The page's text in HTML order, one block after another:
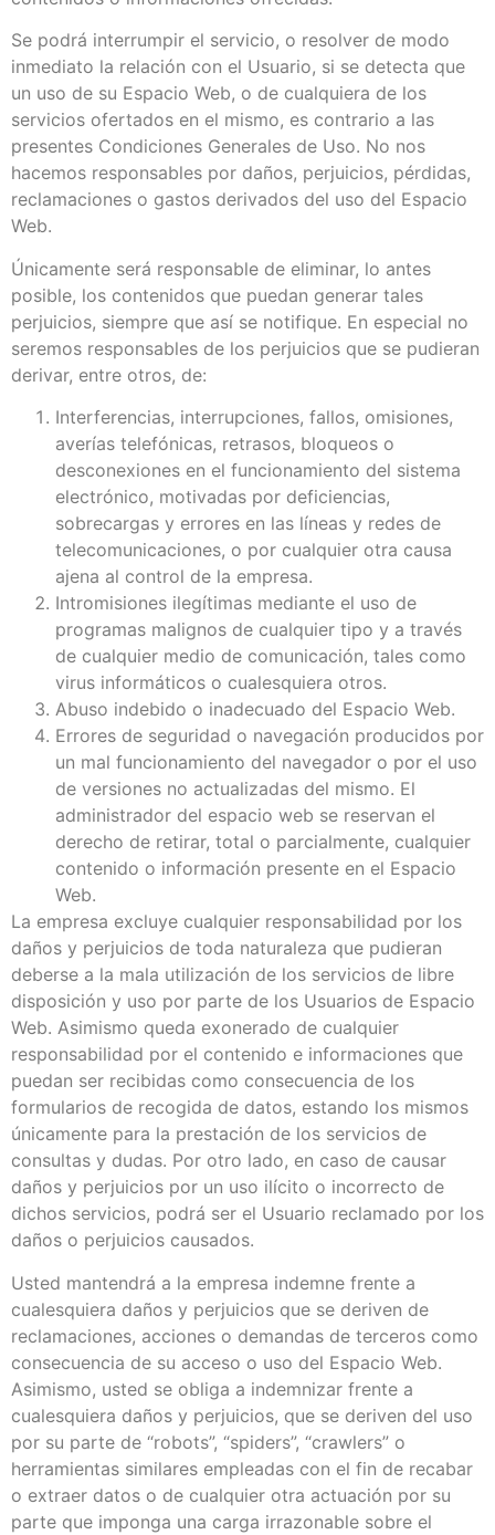
Se podrá interrumpir el servicio, o resolver de modo
inmediato la relación con el Usuario, si se detecta que
un uso de su Espacio Web, o de cualquiera de los
servicios ofertados en el mismo, es contrario a las
presentes Condiciones Generales de Uso. No nos
hacemos responsables por daños, perjuicios, pérdidas,
reclamaciones o gastos derivados del uso del Espacio
Web.
Únicamente será responsable de eliminar, lo antes
posible, los contenidos que puedan generar tales
perjuicios, siempre que así se notifique. En especial no
seremos responsables de los perjuicios que se pudieran
derivar, entre otros, de:
Interferencias, interrupciones, fallos, omisiones,
averías telefónicas, retrasos, bloqueos o
desconexiones en el funcionamiento del sistema
electrónico, motivadas por deficiencias,
sobrecargas y errores en las líneas y redes de
telecomunicaciones, o por cualquier otra causa
ajena al control de la empresa.
Intromisiones ilegítimas mediante el uso de
programas malignos de cualquier tipo y a través
de cualquier medio de comunicación, tales como
virus informáticos o cualesquiera otros.
Abuso indebido o inadecuado del Espacio Web.
Errores de seguridad o navegación producidos por
un mal funcionamiento del navegador o por el uso
de versiones no actualizadas del mismo. El
administrador del espacio web se reservan el
derecho de retirar, total o parcialmente, cualquier
contenido o información presente en el Espacio
Web.
La empresa excluye cualquier responsabilidad por los
daños y perjuicios de toda naturaleza que pudieran
deberse a la mala utilización de los servicios de libre
disposición y uso por parte de los Usuarios de Espacio
Web. Asimismo queda exonerado de cualquier
responsabilidad por el contenido e informaciones que
puedan ser recibidas como consecuencia de los
formularios de recogida de datos, estando los mismos
únicamente para la prestación de los servicios de
consultas y dudas. Por otro lado, en caso de causar
daños y perjuicios por un uso ilícito o incorrecto de
dichos servicios, podrá ser el Usuario reclamado por los
daños o perjuicios causados.
Usted mantendrá a la empresa indemne frente a
cualesquiera daños y perjuicios que se deriven de
reclamaciones, acciones o demandas de terceros como
consecuencia de su acceso o uso del Espacio Web.
Asimismo, usted se obliga a indemnizar frente a
cualesquiera daños y perjuicios, que se deriven del uso
por su parte de “robots”, “spiders”, “crawlers” o
herramientas similares empleadas con el fin de recabar
o extraer datos o de cualquier otra actuación por su
parte que imponga una carga irrazonable sobre el